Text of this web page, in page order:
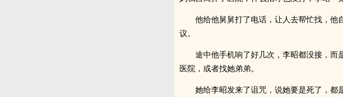
他给他舅舅打了电话，让人去帮忙找，
议。
途中他手机响了好几次，李昭都没接，
医院，或者找她弟弟。
她给李昭发来了诅咒，说她要是死了，